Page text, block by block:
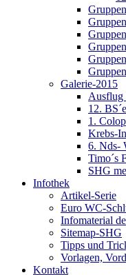
Galerie-2015
Ausflug
12.
1.
Krebs-
6. Nds-
Timo´s
SHG
Infothek
Artikel-Serie
Euro WC-
Infomaterial
Sitemap-SHG
Tipps und
Vorlagen,
Kontakt